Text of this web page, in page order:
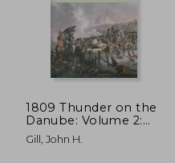
10%
dcto.
$ 38.000
$ 34.200
1809 Thunder on the
Danube: Volume 2:
Napoleon's Defeat of
the Habsburgs: The
Gill, John H.